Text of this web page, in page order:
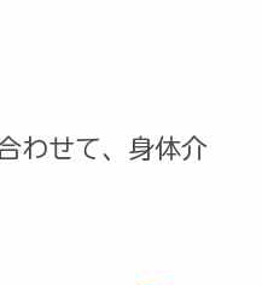
わせて、身体介